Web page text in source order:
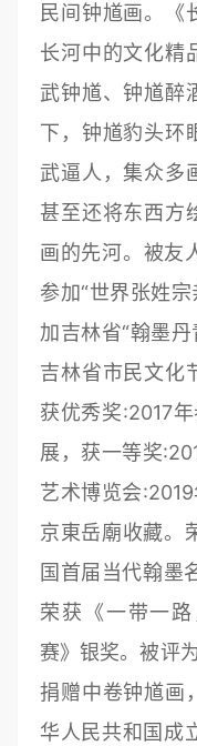
民间钟馗画。《
长河中的文化精
武钟馗、钟馗醉
下，钟馗豹头环
武逼人，集众多
甚至还将东西方
画的先河。被友
参加“世界张姓
加吉林省“翰墨
吉林省市民文化
获优秀奖:2017
展，获一等奖
艺术博览会
京東岳廟收藏。
国首届当代翰墨
荣获《一带一
赛》银奖。被评
捐赠中卷钟馗画
华人民共和国成